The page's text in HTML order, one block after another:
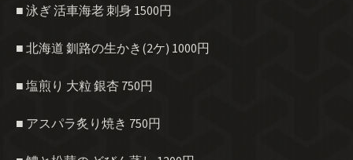
■ 泳ぎ 活車海老 刺身 1500円
■ 北海道 釧路の生かき(2ケ) 1000円
■ 塩煎り 大粒 銀杏 750円
■ アスパラ炙り焼き 750円